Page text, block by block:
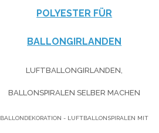
POLYESTER FÜR
BALLONGIRLANDEN
LUFTBALLONGIRLANDEN,
BALLONSPIRALEN SELBER MACHEN
BALLONDEKORATION - LUFTBALLONSPIRALEN MIT